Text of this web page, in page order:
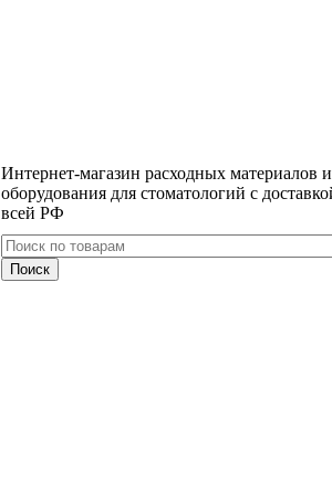
Интернет-магазин расходных материалов и
оборудования для стоматологий с
всей РФ